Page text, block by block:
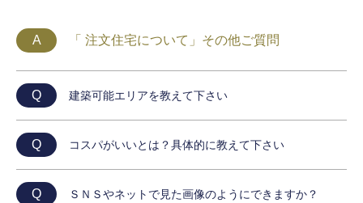
A 「 注文住宅について」その他ご質問
Q 建築可能エリアを教えて下さい
Q コスパがいいとは？具体的に教えて下さい
Q ＳＮＳやネットで見た画像のようにできますか？